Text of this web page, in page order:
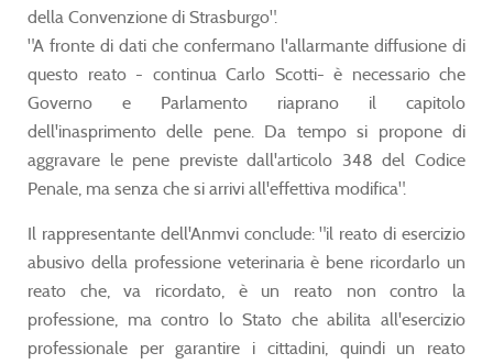
della Convenzione di Strasburgo".
"A fronte di dati che confermano l'allarmante diffusione di
questo reato - continua Carlo Scotti- è necessario che
Governo e Parlamento riaprano il capitolo
dell'inasprimento delle pene. Da tempo si propone di
aggravare le pene previste dall'articolo 348 del Codice
Penale, ma senza che si arrivi all'effettiva modifica".
Il rappresentante dell'Anmvi conclude: "il reato di esercizio
abusivo della professione veterinaria è bene ricordarlo un
reato che, va ricordato, è un reato non contro la
professione, ma contro lo Stato che abilita all'esercizio
professionale per garantire i cittadini, quindi un reato